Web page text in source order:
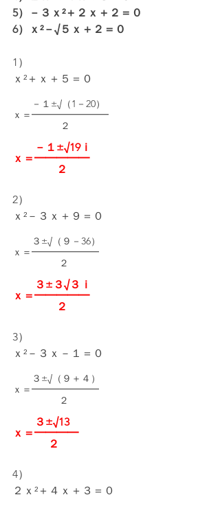
5）－３ｘ²＋２ｘ＋２＝０
6）ｘ²－√５ｘ＋２＝０
1）
ｘ²＋ｘ＋５＝０
－１±√（1－20）
ｘ＝━━━━━━━━
２
－１±√19ｉ
ｘ＝━━━━━
２
2）
ｘ²－３ｘ＋９＝０
３±√（９－36）
ｘ＝━━━━━━━
２
３±３√３ｉ
ｘ＝━━━━━
２
3）
ｘ²－３ｘ－１＝０
３±√（９＋４）
ｘ＝━━━━━━━
２
３±√13
ｘ＝━━━━
２
4）
２ｘ²＋４ｘ＋３＝０